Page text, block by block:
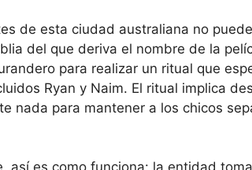
de esta ciudad australiana no
del que deriva el nombre de la
para realizar un ritual que
Ryan y Naim. El ritual implica
nada para mantener a los chicos